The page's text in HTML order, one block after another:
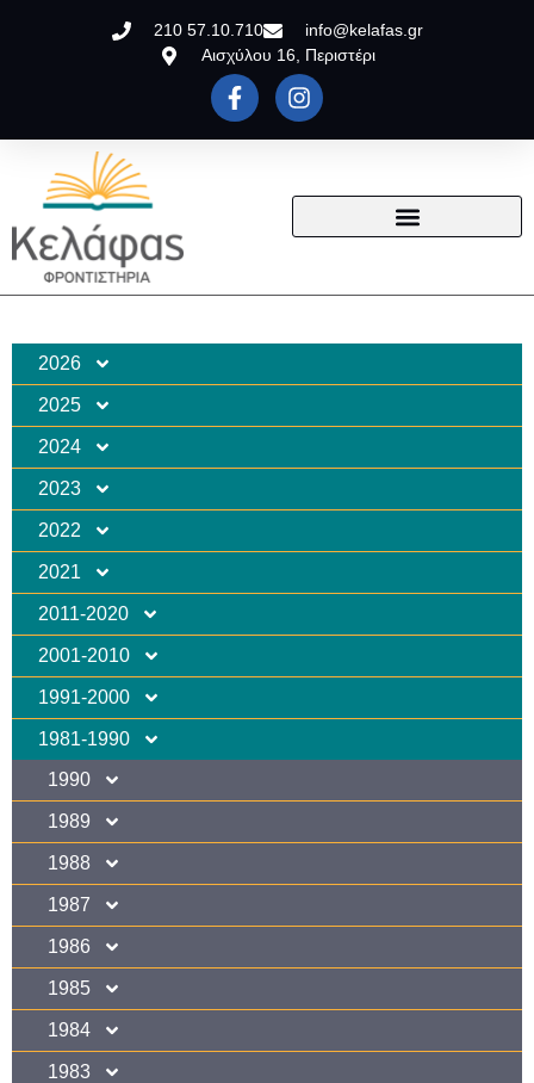
210 57.10.710
info@kelafas.gr
Αισχύλου 16, Περιστέρι
2026
2025
2024
2023
2022
2021
2011-2020
2001-2010
1991-2000
1981-1990
1990
1989
1988
1987
1986
1985
1984
1983